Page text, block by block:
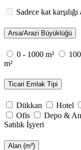
Sadece kat
Arsa/Arazi Büyüklüğü
0 - 1000 m²
m²
Ticari Emlak Tipi
Dükkan Hotel
Ofis
Depo &
Satılık İşyeri
Alan (m²)